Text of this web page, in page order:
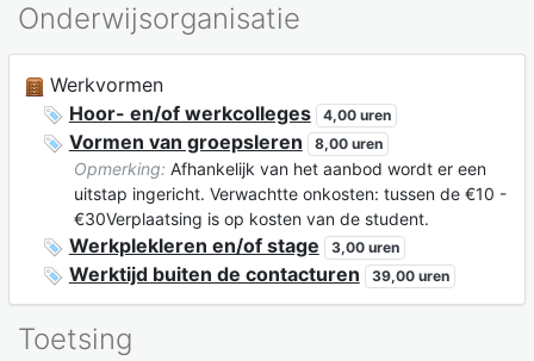
Onderwijsorganisatie
Werkvormen
Hoor- en/of werkcolleges
4,00 uren
Vormen van groepsleren 8,00 uren
Opmerking: Afhankelijk van het aanbod wordt er een
uitstap ingericht. Verwachtte onkosten: tussen de €10 -
€30Verplaatsing is op kosten van de student.
Werkplekleren en/of stage 3,00 uren
Werktijd buiten de contacturen 39,00 uren
Toetsing